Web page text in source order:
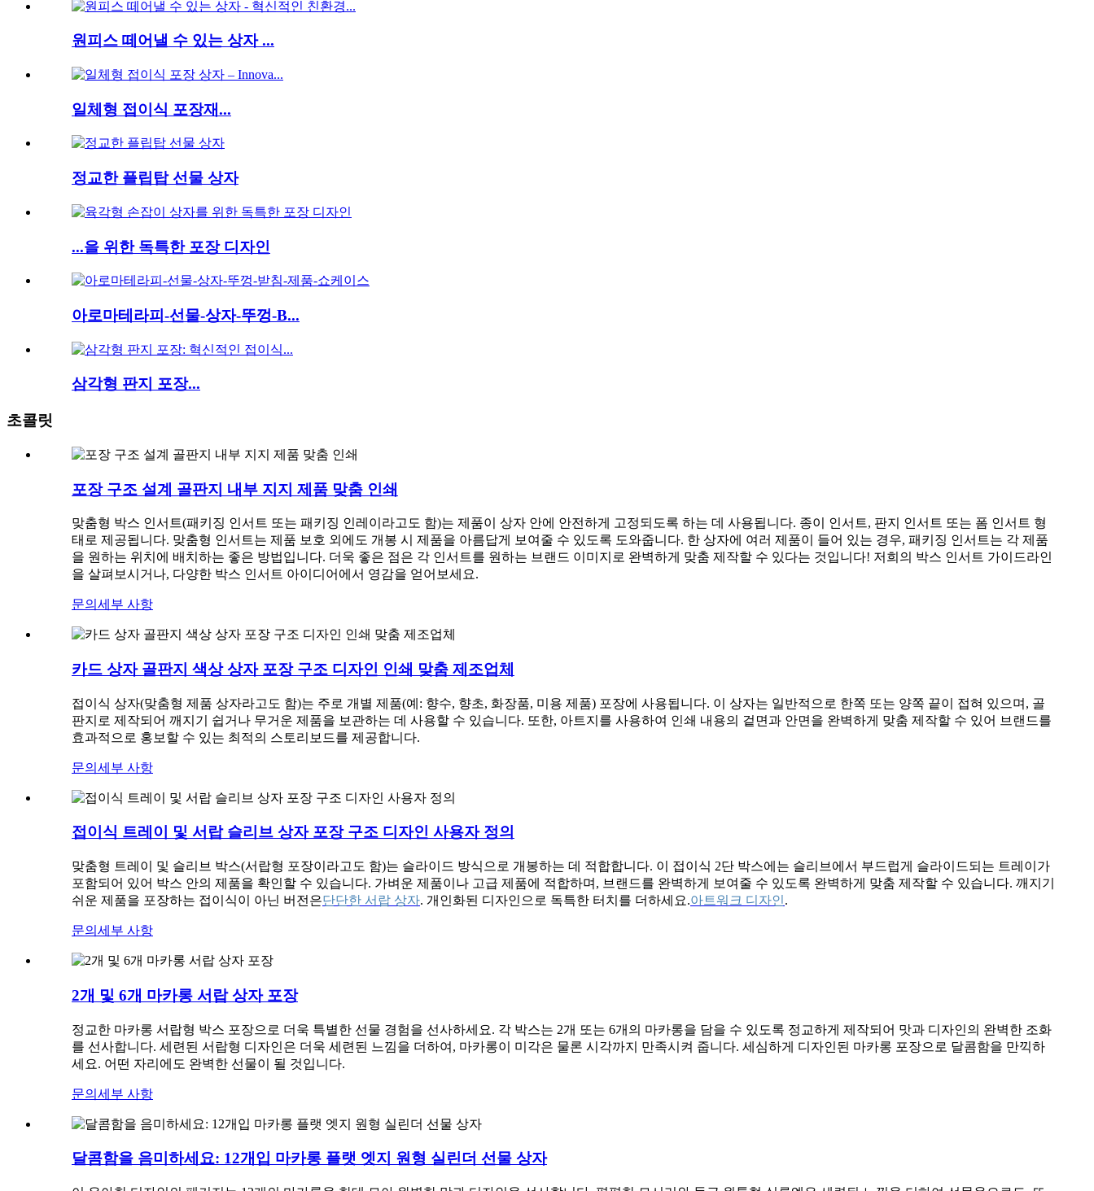
원피스 떼어낼 수 있는 상자 ...
일체형 접이식 포장재...
정교한 플립탑 선물 상자
...을 위한 독특한 포장 디자인
아로마테라피-선물-상자-뚜껑-B...
삼각형 판지 포장...
초콜릿
포장 구조 설계 골판지 내부 지지 제품 맞춤 인쇄
맞춤형 박스 인서트(패키징 인서트 또는 패키징 인레이라고도 함)는 제품이 상자 안에 안전하게 고정되도록 하는 데 사용됩니다. 종이 인서트, 판지 인서트 또는 폼 인서트 형
태로 제공됩니다. 맞춤형 인서트는 제품 보호 외에도 개봉 시 제품을 아름답게 보여줄 수 있도록 도와줍니다. 한 상자에 여러 제품이 들어 있는 경우, 패키징 인서트는 각 제품
을 원하는 위치에 배치하는 좋은 방법입니다. 더욱 좋은 점은 각 인서트를 원하는 브랜드 이미지로 완벽하게 맞춤 제작할 수 있다는 것입니다! 저희의 박스 인서트 가이드라인
을 살펴보시거나, 다양한 박스 인서트 아이디어에서 영감을 얻어보세요.
문의 세부 사항
카드 상자 골판지 색상 상자 포장 구조 디자인 인쇄 맞춤 제조업체
접이식 상자(맞춤형 제품 상자라고도 함)는 주로 개별 제품(예: 향수, 향초, 화장품, 미용 제품) 포장에 사용됩니다. 이 상자는 일반적으로 한쪽 또는 양쪽 끝이 접혀 있으며, 골
판지로 제작되어 깨지기 쉽거나 무거운 제품을 보관하는 데 사용할 수 있습니다. 또한, 아트지를 사용하여 인쇄 내용의 겉면과 안면을 완벽하게 맞춤 제작할 수 있어 브랜드를
효과적으로 홍보할 수 있는 최적의 스토리보드를 제공합니다.
문의 세부 사항
접이식 트레이 및 서랍 슬리브 상자 포장 구조 디자인 사용자 정의
맞춤형 트레이 및 슬리브 박스(서랍형 포장이라고도 함)는 슬라이드 방식으로 개봉하는 데 적합합니다. 이 접이식 2단 박스에는 슬리브에서 부드럽게 슬라이드되는 트레이가
포함되어 있어 박스 안의 제품을 확인할 수 있습니다. 가벼운 제품이나 고급 제품에 적합하며, 브랜드를 완벽하게 보여줄 수 있도록 완벽하게 맞춤 제작할 수 있습니다. 깨지기
쉬운 제품을 포장하는 접이식이 아닌 버전은단단한 서랍 상자. 개인화된 디자인으로 독특한 터치를 더하세요.아트워크 디자인 .
문의 세부 사항
2개 및 6개 마카롱 서랍 상자 포장
정교한 마카롱 서랍형 박스 포장으로 더욱 특별한 선물 경험을 선사하세요. 각 박스는 2개 또는 6개의 마카롱을 담을 수 있도록 정교하게 제작되어 맛과 디자인의 완벽한 조화
를 선사합니다. 세련된 서랍형 디자인은 더욱 세련된 느낌을 더하여, 마카롱이 미각은 물론 시각까지 만족시켜 줍니다. 세심하게 디자인된 마카롱 포장으로 달콤함을 만끽하
세요. 어떤 자리에도 완벽한 선물이 될 것입니다.
문의 세부 사항
달콤함을 음미하세요: 12개입 마카롱 플랫 엣지 원형 실린더 선물 상자